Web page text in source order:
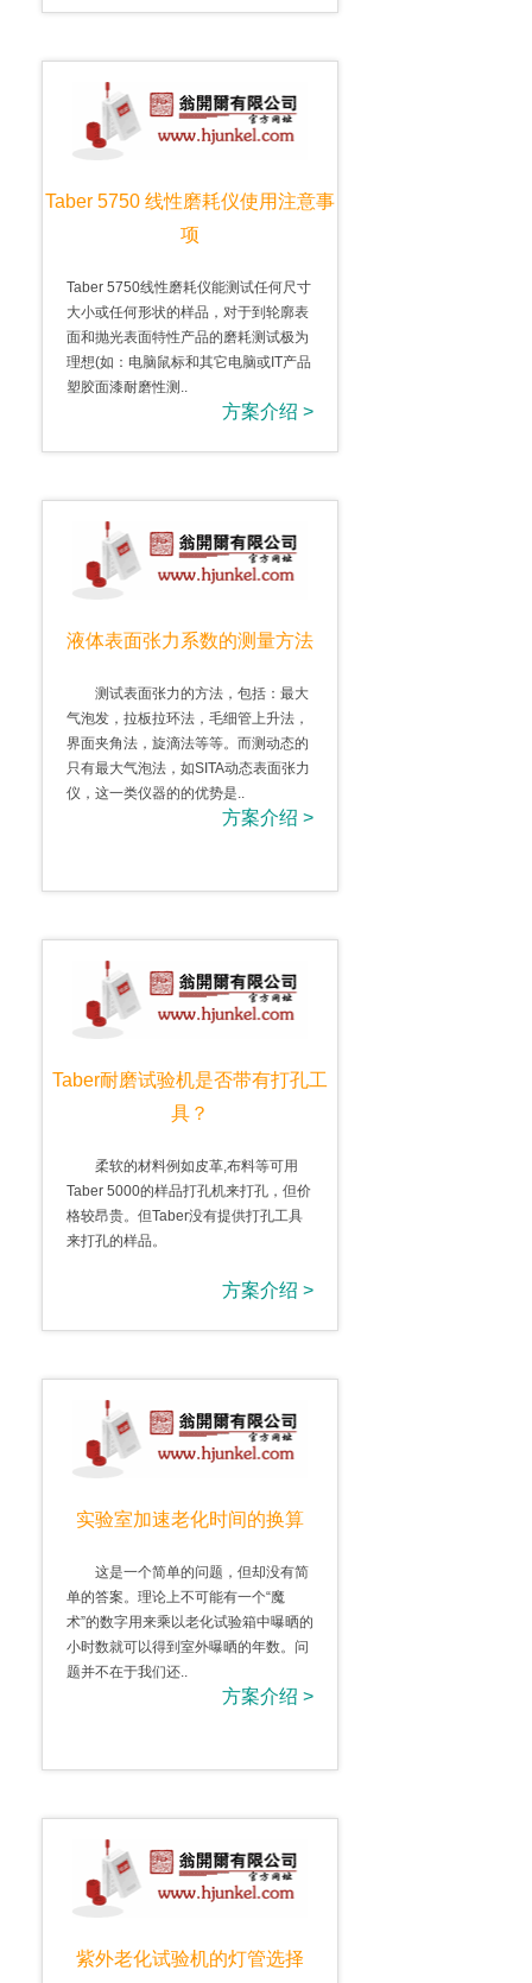
Taber 5750 线性磨耗仪使用注意事
项
Taber 5750线性磨耗仪能测试任何尺寸
大小或任何形状的样品，对于到轮廓表
面和抛光表面特性产品的磨耗测试极为
理想(如：电脑鼠标和其它电脑或IT产品
塑胶面漆耐磨性测..
方案介绍 >
液体表面张力系数的测量方法
测试表面张力的方法，包括：最大
气泡发，拉板拉环法，毛细管上升法，
界面夹角法，旋滴法等等。而测动态的
只有最大气泡法，如SITA动态表面张力
仪，这一类仪器的的优势是..
方案介绍 >
Taber耐磨试验机是否带有打孔工
具？
柔软的材料例如皮革,布料等可用
Taber 5000的样品打孔机来打孔，但价
格较昂贵。但Taber没有提供打孔工具
来打孔的样品。
方案介绍 >
实验室加速老化时间的换算
这是一个简单的问题，但却没有简
单的答案。理论上不可能有一个“魔
术”的数字用来乘以老化试验箱中曝晒的
小时数就可以得到室外曝晒的年数。问
题并不在于我们还..
方案介绍 >
紫外老化试验机的灯管选择